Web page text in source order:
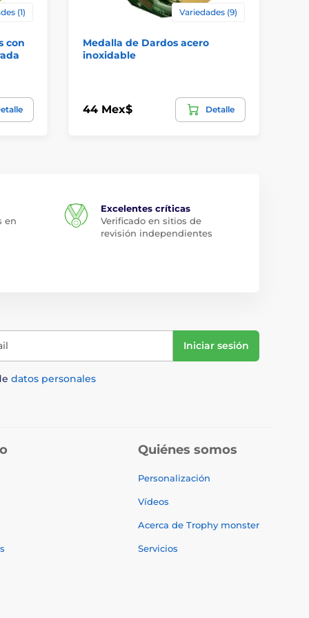
(1)
con
Variedades (9)
Medalla de Dardos acero
inoxidable
44 Mex$ Detalle
en
Excelentes críticas
Verificado en sitios de
revisión independientes
Iniciar sesión
datos personales
Quiénes somos
Personalización
Vídeos
Acerca de Trophy monster
Servicios